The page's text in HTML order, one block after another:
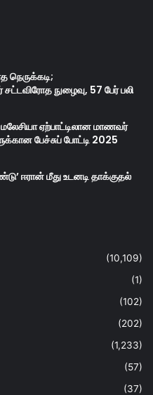
நெருக்கடி;
நுழைவு, 57 பேர் பலி
ஏற்பாட்டிலான மாணவர்
பேச்சுப் போட்டி 2025
ஈரான் மீது உடனடி தாக்குதல்
(10,109)
(1)
(102)
(202)
(1,233)
(57)
(37)